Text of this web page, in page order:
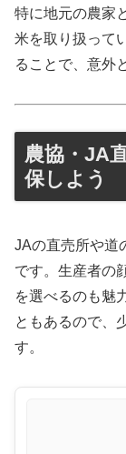
特に地元の農家
米を取り扱って
ることで、意外
農協・JA
保しよう
JAの直売所や道
です。生産者の
を選べるのも魅
ともあるので、
す。